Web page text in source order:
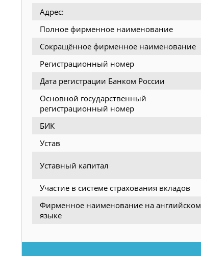
Адрес:
Полное фирменное наименование
Сокращённое фирменное наименование
Регистрационный номер
Дата регистрации Банком России
Основной государственный
регистрационный номер
БИК
Устав
Уставный капитал
Участие в системе страхования вкладов
Фирменное наименование на английском
языке